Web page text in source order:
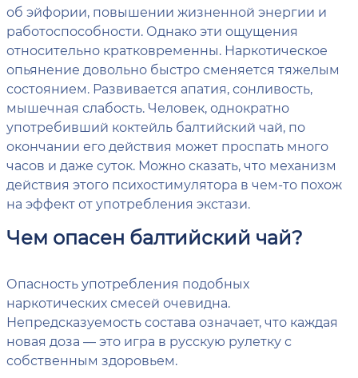
об эйфории, повышении жизненной энергии и
работоспособности. Однако эти ощущения
относительно кратковременны. Наркотическое
опьянение довольно быстро сменяется тяжелым
состоянием. Развивается апатия, сонливость,
мышечная слабость. Человек, однократно
употребивший коктейль балтийский чай, по
окончании его действия может проспать много
часов и даже суток. Можно сказать, что механизм
действия этого психостимулятора в чем-то похож
на эффект от употребления экстази.
Чем опасен балтийский чай?
Опасность употребления подобных
наркотических смесей очевидна.
Непредсказуемость состава означает, что каждая
новая доза — это игра в русскую рулетку с
собственным здоровьем.